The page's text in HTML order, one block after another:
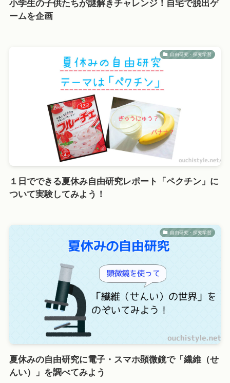
小学生の子供たちが謎解きチャレンジ！自宅で脱出ゲ
ームを企画
自由研究・探究学習
１日でできる夏休み自由研究レポート「ペクチン」に
ついて実験してみよう！
自由研究・探究学習
夏休みの自由研究に電子・スマホ顕微鏡で「繊維（せ
んい）」を調べてみよう